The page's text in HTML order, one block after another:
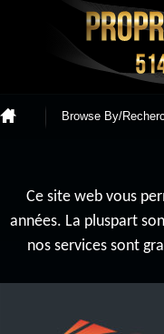
Browse By/
Ce site web vous
années. La pluspart
nos services sont